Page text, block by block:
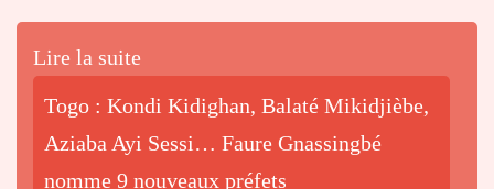
Lire la suite
Togo : Kondi Kidighan, Balaté Mikidjièbe,
Aziaba Ayi Sessi… Faure Gnassingbé
nomme 9 nouveaux préfets